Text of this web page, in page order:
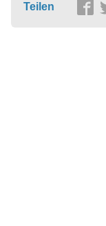
Teilen